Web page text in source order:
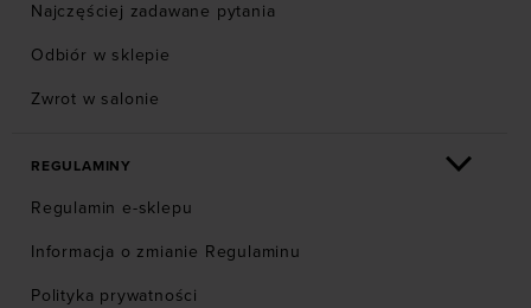
Najczęściej zadawane pytania
Odbiór w sklepie
Zwrot w salonie
REGULAMINY
Regulamin e-sklepu
Informacja o zmianie Regulaminu
Polityka prywatności